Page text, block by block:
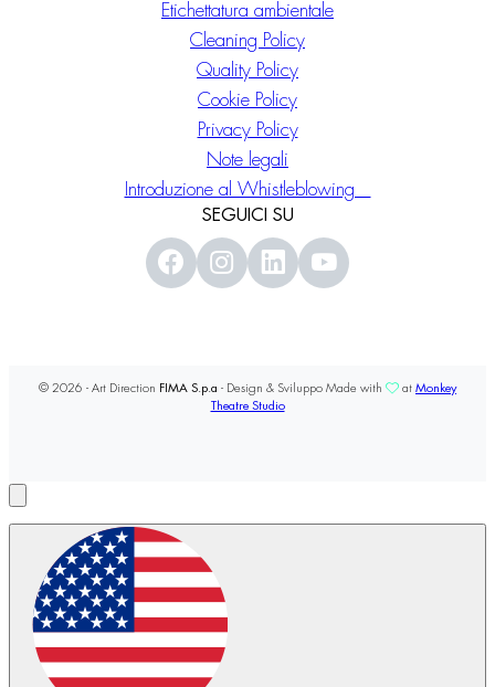
Etichettatura ambientale
Cleaning Policy
Quality Policy
Cookie Policy
Privacy Policy
Note legali
Introduzione al Whistleblowing
SEGUICI SU
© 2026 - Art Direction FIMA S.p.a - Design & Sviluppo Made with at Monkey
Theatre Studio